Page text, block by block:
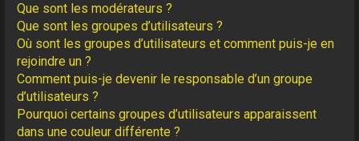
Que sont les modérateurs ?
Que sont les groupes d’utilisateurs ?
Où sont les groupes d’utilisateurs et comment puis-je en
rejoindre un ?
Comment puis-je devenir le responsable d’un groupe
d’utilisateurs ?
Pourquoi certains groupes d’utilisateurs apparaissent
dans une couleur différente ?